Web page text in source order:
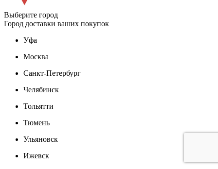
Выберите город
Город доставки ваших покупок
Уфа
Москва
Санкт-Петербург
Челябинск
Тольятти
Тюмень
Ульяновск
Ижевск